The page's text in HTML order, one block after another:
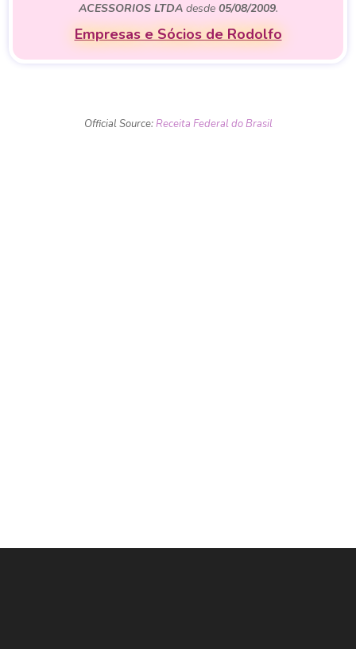
ACESSORIOS LTDAdesde 05/08/2009.
Empresas e Sócios de Rodolfo
Official Source:Receita Federal do Brasil